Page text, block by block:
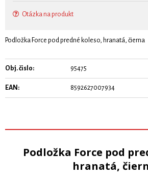
Otázka na produkt
Podložka Force pod predné koleso, hranatá, čierna
Obj. čislo: 95475
EAN: 8592627007934
Podložka Force pod
hranatá,